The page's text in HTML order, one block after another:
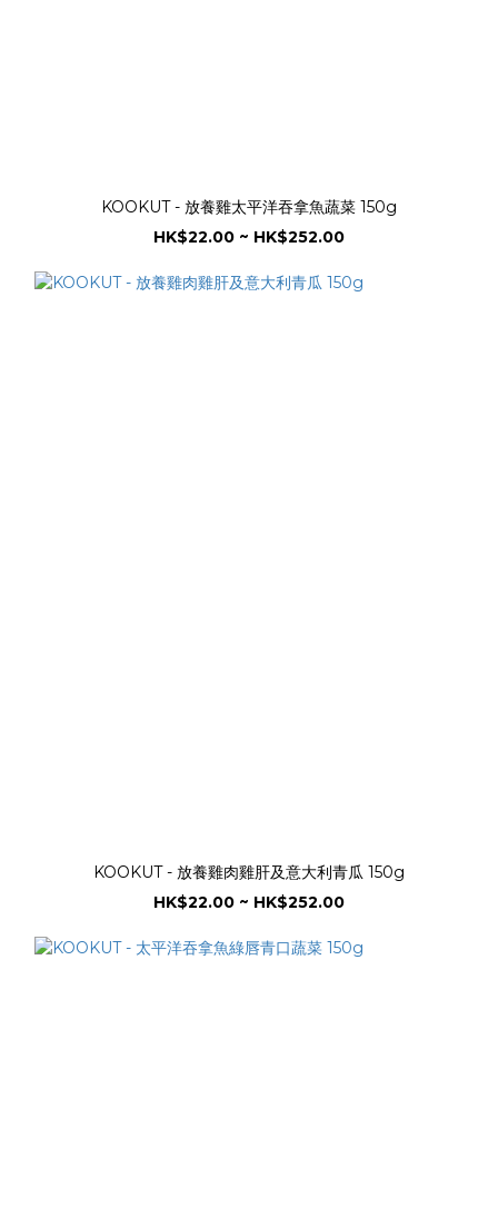
KOOKUT - 放養雞太平洋吞拿魚蔬菜 150g
HK$22.00 ~ HK$252.00
KOOKUT - 放養雞肉雞肝及意大利青瓜 150g
HK$22.00 ~ HK$252.00